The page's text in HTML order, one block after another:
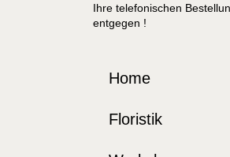
Ihre telefonischen
entgegen !
Home
Floristik